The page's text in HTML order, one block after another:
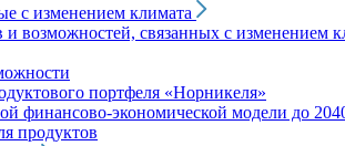
с изменением климата
возможностей, связанных с изменением
портфеля «Норникеля»
финансово-экономической модели до
продуктов